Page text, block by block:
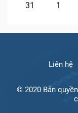
31 1
Liên hệ
© 2020 Bản